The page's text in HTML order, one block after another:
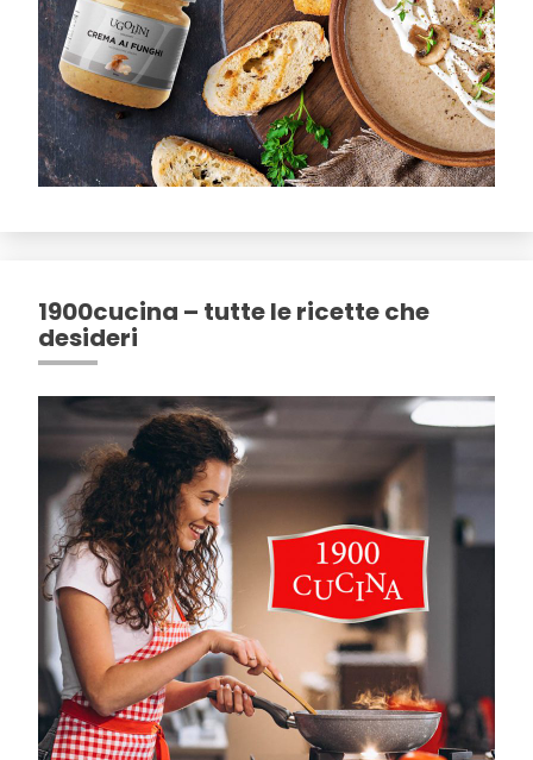
1900cucina – tutte le ricette che
desideri